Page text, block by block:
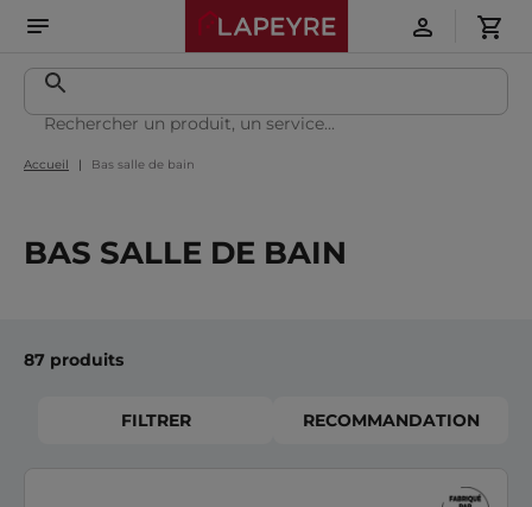
Accueil Bas salle de bain
BAS SALLE DE BAIN
87 produits
FILTRER RECOMMANDATION